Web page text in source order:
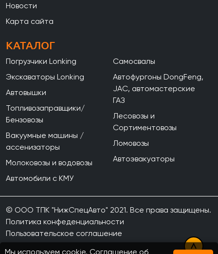
Новости
Карта сайта
КАТАЛОГ
Погрузчики Lonking
Экскаваторы Lonking
Автовышки
Топливозаправщики/
Бензовозы
Вакуумные машины /
ассенизаторы
Молоковозы и водовозы
Автомобили с КМУ
Самосвалы
Автофургоны DongFeng,
JAC, автомастерские
ГАЗ
Лесовозы и
Сортиментовозы
Ломовозы
Автоэвакуаторы
© ООО ТПК "НижСпецАвто" 2021. Все права защищены.
Политика конфеденциальности
Пользовательское соглашение
Мы используем cookie. Соглашение об